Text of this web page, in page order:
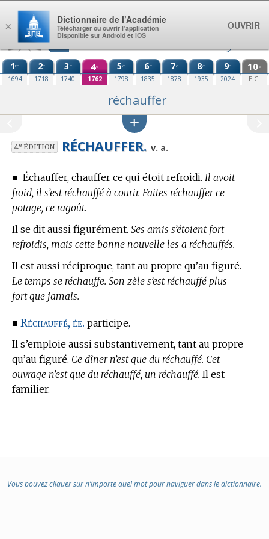
Aller au contenu
1re
1694
2e
1718
3e
1740
4e
1762
5e
1798
6e
1835
7e
1878
8e
1935
9e
2024
10e
E.C.
réchauffer
4eÉDITION RÉCHAUFFER. v. a.
■ Échauffer, chauffer ce qui étoit refroidi. Il avoit
froid, il s’est réchauffé à courir. Faites réchauffer ce
potage, ce ragoût.
Il se dit aussi figurément. Ses amis s’étoient fort
refroidis, mais cette bonne nouvelle les a réchauffés.
Il est aussi réciproque, tant au propre qu’au figuré.
Le temps se réchauffe. Son zèle s’est réchauffé plus
fort que jamais.
■ Réchauffé, ée. participe.
Il s’emploie aussi substantivement, tant au propre
qu’au figuré. Ce dîner n’est que du réchauffé. Cet
ouvrage n’est que du réchauffé, un réchauffé. Il est
familier.
Vous pouvez cliquer sur n’importe quel mot pour naviguer dans le dictionnaire.
×
Dictionnaire de l’Académie
Télécharger ou ouvrir l’application
Disponible sur Android et iOS
OUVRIR